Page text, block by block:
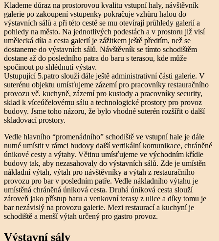
Klademe důraz na prostorovou kvalitu vstupní haly, návštěvník
galerie po zakoupení vstupenky pokračuje vzhůru halou do
výstavních sálů a při této cestě se mu otevírají průhledy galerií a
pohledy na město. Na jednotlivých podestách a v prostoru již visí
umělecká díla a cesta galerií je zážitkem ještě předtím, než se
dostaneme do výstavních sálů. Návštěvník se tímto schodištěm
dostane až do posledního patra do baru s terasou, kde může
spočinout po shlédnutí výstav.
Ustupující 5.patro slouží dále ještě administrativní části galerie. V
suterénu objektu umísťujeme zázemí pro pracovníky restauračního
provozu vč. kuchyně, zázemí pro kustody a pracovníky security,
sklad k víceúčelovému sálu a technologické prostory pro provoz
budovy. Jsme toho názoru, že bylo vhodné suterén rozšířit o další
skladovací prostory.
Vedle hlavního “promenádního” schodiště ve vstupní hale je dále
nutné umístit v rámci budovy další vertikální komunikace, chráněné
únikové cesty a výtahy. Větinu umísťujeme ve východním křídle
budovy tak, aby nezasahovaly do výstavních sálů. Zde je umístěn
nákladní výtah, výtah pro návštěvníky a výtah z restauračního
provozu pro bar v posledním patře. Vedle nákladního výtahu je
umístěná chráněná úniková cesta. Druhá úniková cesta slouží
zároveň jako přístup baru a venkovní terasy z ulice a díky tomu je
bar nezávislý na provozu galerie. Mezi restaurací a kuchyní je
schodiště a menší výtah určený pro gastro provoz.
Výstavní sály